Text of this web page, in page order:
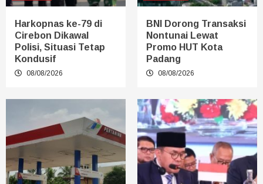
Harkopnas ke-79 di
Cirebon Dikawal
Polisi, Situasi Tetap
Kondusif
08/08/2026
BNI Dorong Transaksi
Nontunai Lewat
Promo HUT Kota
Padang
08/08/2026